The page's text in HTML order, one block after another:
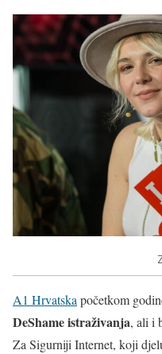
A1 Hrvatska početkom
DeShame istraživanja, ali i
Za Sigurniji Internet, koji